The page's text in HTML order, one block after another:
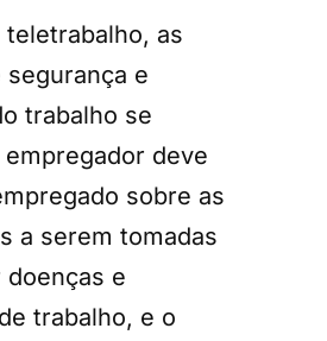
as
segurança e
trabalho se
empregador deve
sobre as
a serem tomadas
doenças e
trabalho, e o